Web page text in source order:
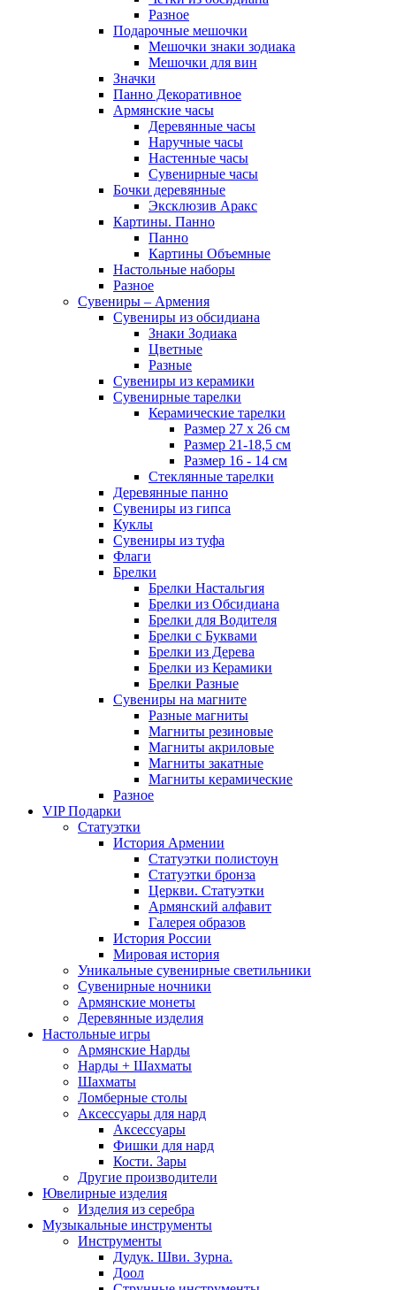
Разное
Подарочные мешочки
Мешочки знаки зодиака
Мешочки для вин
Значки
Панно Декоративное
Армянские часы
Деревянные часы
Наручные часы
Настенные часы
Сувенирные часы
Бочки деревянные
Эксклюзив Аракс
Картины. Панно
Панно
Картины Объемные
Настольные наборы
Разное
Сувениры – Армения
Сувениры из обсидиана
Знаки Зодиака
Цветные
Разные
Сувениры из керамики
Сувенирные тарелки
Керамические тарелки
Размер 27 х 26 см
Размер 21-18,5 см
Размер 16 - 14 см
Стеклянные тарелки
Деревянные панно
Сувениры из гипса
Куклы
Сувениры из туфа
Флаги
Брелки
Брелки Настальгия
Брелки из Обсидиана
Брелки для Водителя
Брелки с Буквами
Брелки из Дерева
Брелки из Керамики
Брелки Разные
Сувениры на магните
Разные магниты
Магниты резиновые
Магниты акриловые
Магниты закатные
Магниты керамические
Разное
VIP Подарки
Статуэтки
История Армении
Статуэтки полистоун
Статуэтки бронза
Церкви. Статуэтки
Армянский алфавит
Галерея образов
История России
Мировая история
Уникальные сувенирные светильники
Сувенирные ночники
Армянские монеты
Деревянные изделия
Настольные игры
Армянские Нарды
Нарды + Шахматы
Шахматы
Ломберные столы
Аксессуары для нард
Аксессуары
Фишки для нард
Кости. Зары
Другие производители
Ювелирные изделия
Изделия из серебра
Музыкальные инструменты
Инструменты
Дудук. Шви. Зурна.
Доол